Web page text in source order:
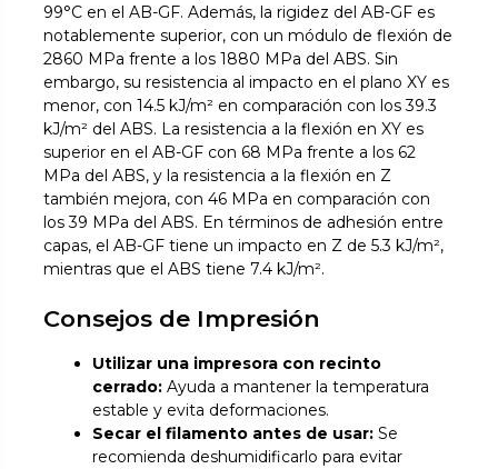
99°C en el AB-GF. Además, la rigidez del AB-GF es
notablemente superior, con un módulo de flexión de
2860 MPa frente a los 1880 MPa del ABS. Sin
embargo, su resistencia al impacto en el plano XY es
menor, con 14.5 kJ/m² en comparación con los 39.3
kJ/m² del ABS. La resistencia a la flexión en XY es
superior en el AB-GF con 68 MPa frente a los 62
MPa del ABS, y la resistencia a la flexión en Z
también mejora, con 46 MPa en comparación con
los 39 MPa del ABS. En términos de adhesión entre
capas, el AB-GF tiene un impacto en Z de 5.3 kJ/m²,
mientras que el ABS tiene 7.4 kJ/m².
Consejos de Impresión
Utilizar una impresora con recinto
cerrado: Ayuda a mantener la temperatura
estable y evita deformaciones.
Secar el filamento antes de usar: Se
recomienda deshumidificarlo para evitar